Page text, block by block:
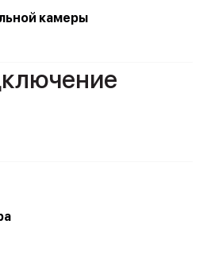
камеры